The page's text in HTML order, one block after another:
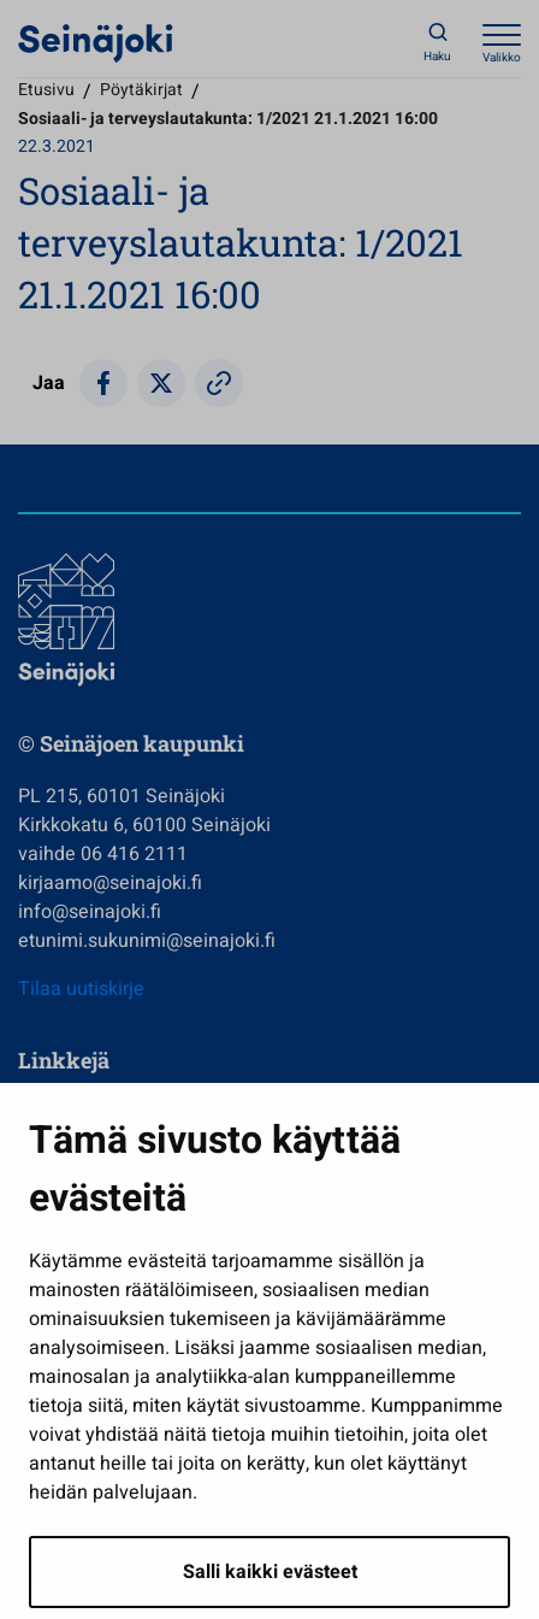
Tämä sivusto käyttää
evästeitä
Käytämme evästeitä tarjoamamme sisällön ja
mainosten räätälöimiseen, sosiaalisen median
ominaisuuksien tukemiseen ja kävijämäärämme
analysoimiseen. Lisäksi jaamme sosiaalisen median,
mainosalan ja analytiikka-alan kumppaneillemme
tietoja siitä, miten käytät sivustoamme. Kumppanimme
voivat yhdistää näitä tietoja muihin tietoihin, joita olet
antanut heille tai joita on kerätty, kun olet käyttänyt
heidän palvelujaan.
Salli kaikki evästeet
Haku Valikko
Etusivu / Pöytäkirjat /
Sosiaali- ja terveyslautakunta: 1/2021 21.1.2021 16:00
22.3.2021
Sosiaali- ja
terveyslautakunta: 1/2021
21.1.2021 16:00
Jaa
© Seinäjoen kaupunki
PL 215, 60101 Seinäjoki
Kirkkokatu 6, 60100 Seinäjoki
vaihde 06 416 2111
kirjaamo@seinajoki.fi
info@seinajoki.fi
etunimi.sukunimi@seinajoki.fi
Tilaa uutiskirje
Linkkejä
Kasvatus ja opetus
Kulttuuri ja liikunta
Työ ja yrittäminen
Osallistu ja asioi
Näytä omat evästeasetukseni
Seuraa meitä